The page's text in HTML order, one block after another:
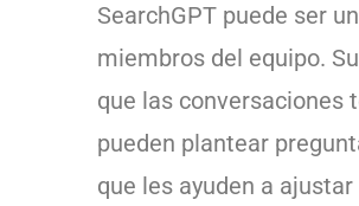
SearchGPT puede ser
miembros del equipo.
que las conversaciones
pueden plantear
que les ayuden a